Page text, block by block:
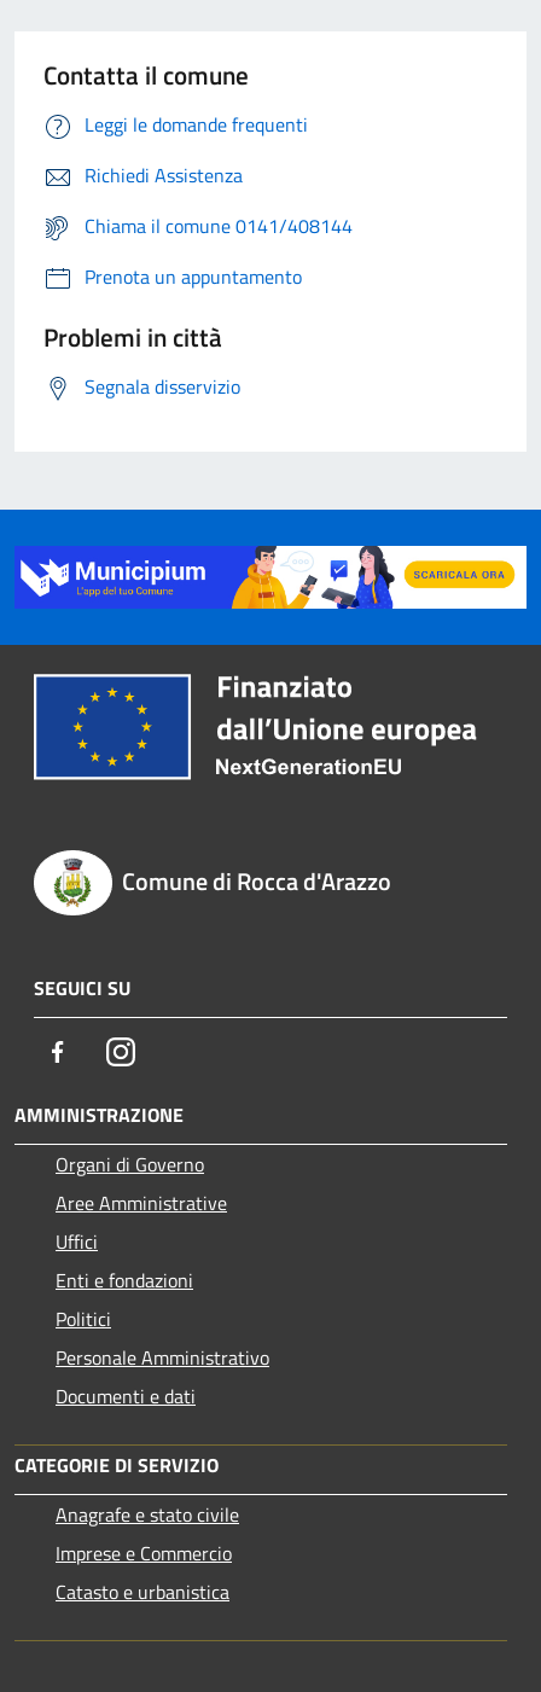
Contatta il comune
Leggi le domande frequenti
Richiedi Assistenza
Chiama il comune 0141/408144
Prenota un appuntamento
Problemi in città
Segnala disservizio
Comune di Rocca d'Arazzo
SEGUICI SU
FacebookInstagram
AMMINISTRAZIONE
Organi di Governo
Aree Amministrative
Uffici
Enti e fondazioni
Politici
Personale Amministrativo
Documenti e dati
CATEGORIE DI SERVIZIO
Anagrafe e stato civile
Imprese e Commercio
Catasto e urbanistica